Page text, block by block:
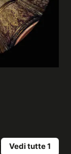
Vedi tutte 1